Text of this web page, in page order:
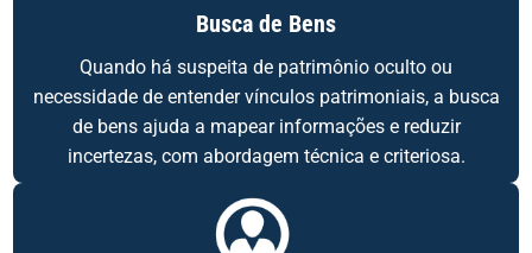
Busca de Bens
Quando há suspeita de patrimônio oculto ou
necessidade de entender vínculos patrimoniais, a busca
de bens ajuda a mapear informações e reduzir
incertezas, com abordagem técnica e criteriosa.